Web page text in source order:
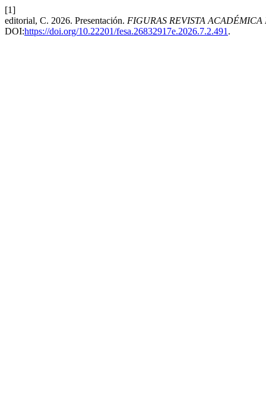
[1]
editorial, C. 2026. Presentación. FIGURAS REVISTA
DOI:https://doi.org/10.22201/fesa.26832917e.2026.7.2.491 .